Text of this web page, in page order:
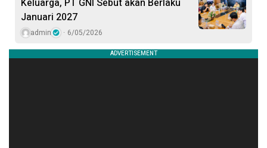
Keluarga, PT GNI Sebut akan Berlaku
Januari 2027
admin 6/05/2026